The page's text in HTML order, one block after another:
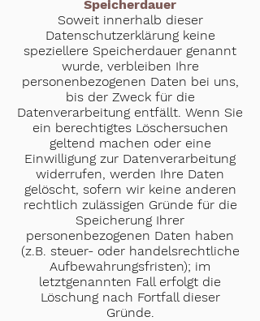
Speicherdauer
Soweit innerhalb dieser
Datenschutzerklärung keine
speziellere Speicherdauer genannt
wurde, verbleiben Ihre
personenbezogenen Daten bei uns,
bis der Zweck für die
Datenverarbeitung entfällt. Wenn Sie
ein berechtigtes Löschersuchen
geltend machen oder eine
Einwilligung zur Datenverarbeitung
widerrufen, werden Ihre Daten
gelöscht, sofern wir keine anderen
rechtlich zulässigen Gründe für die
Speicherung Ihrer
personenbezogenen Daten haben
(z.B. steuer- oder handelsrechtliche
Aufbewahrungsfristen); im
letztgenannten Fall erfolgt die
Löschung nach Fortfall dieser
Gründe.